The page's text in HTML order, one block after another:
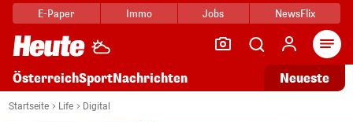
E-Paper Immo Jobs NewsFlix
ÖsterreichSportNachrichten Neueste
Startseite Life Digital